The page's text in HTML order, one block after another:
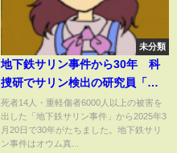
未分類
地下鉄サリン事件から30年 科
捜研でサリン検出の研究員「想
像していなかった」
死者14人・重軽傷者6000人以上の被害を
出した「地下鉄サリン事件」から2025年3
月20日で30年がたちました。地下鉄サリ
ン事件はオウム真...